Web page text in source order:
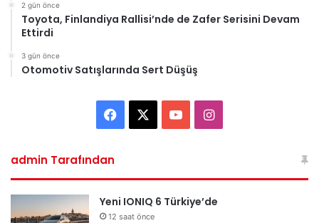
2 gün önce
Toyota, Finlandiya Rallisi’nde de Zafer Serisini Devam
Ettirdi
3 gün önce
Otomotiv Satışlarında Sert Düşüş
Facebook YouTubeInstagram
admin Tarafından
Yeni IONIQ 6 Türkiye’de
12 saat önce